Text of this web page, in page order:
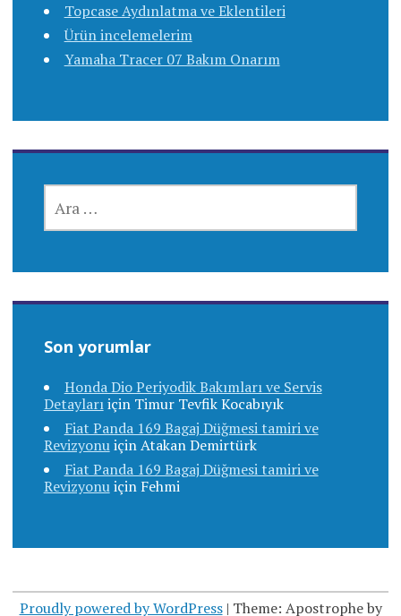
Topcase Aydınlatma ve Eklentileri
Ürün incelemelerim
Yamaha Tracer 07 Bakım Onarım
Son yorumlar
Honda Dio Periyodik Bakımları ve Servis
Detaylarıiçin Timur Tevfik Kocabıyık
Fiat Panda 169 Bagaj Düğmesi tamiri ve
RevizyonuiçinAtakan Demirtürk
Fiat Panda 169 Bagaj Düğmesi tamiri ve
Revizyonuiçin Fehmi
Proudly powered by WordPress | Theme: Apostrophe by